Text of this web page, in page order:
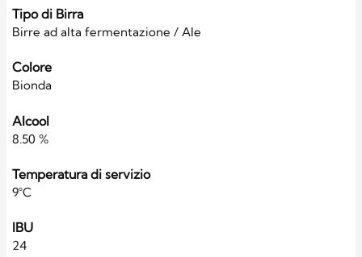
Tipo di Birra
Birre ad alta fermentazione / Ale
Colore
Bionda
Alcool
8.50 %
Temperatura di servizio
9°C
IBU
24